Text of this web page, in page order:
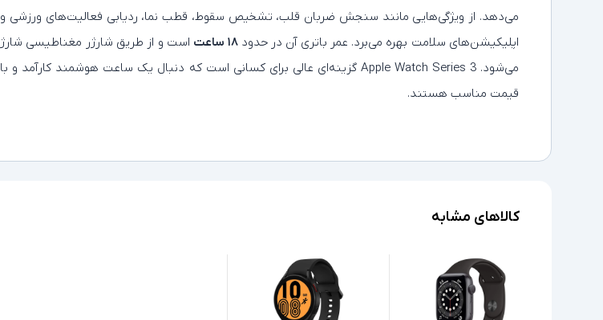
می‌دهد. از ویژگی‌هایی مانند سنجش ضربان قلب، تشخیص سقوط، قطب‌ نما، ردیابی فعالیت‌های ورزشی و
اپلیکیشن‌های سلامت بهره می‌برد. عمر باتری آن در حدود
است و از طریق شارژر مغناطیسی شارژ
می‌شود. Apple Watch Series 3 گزینه‌ای عالی برای کسانی است که دنبال یک ساعت هوشمند کارآمد و با
قیمت مناسب هستند.
کالاهای مشابه